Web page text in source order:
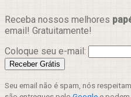
Receba nossos melhores
email! Gratuitamente!
Coloque seu e-mail:
Seu email não é spam, nós